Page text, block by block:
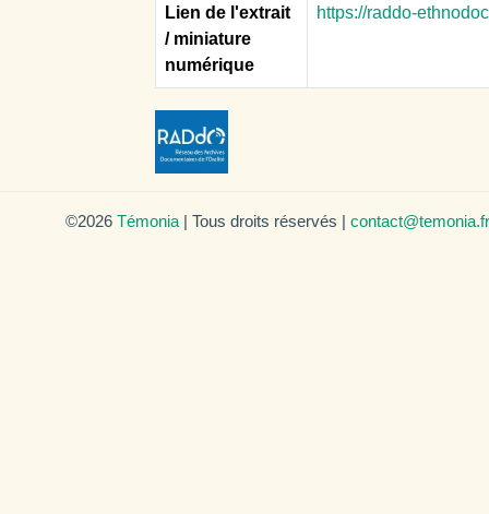
Lien de l'extrait
/ miniature
numérique
https://raddo-
©2026 Témonia | Tous droits réservés | contact@temonia.fr